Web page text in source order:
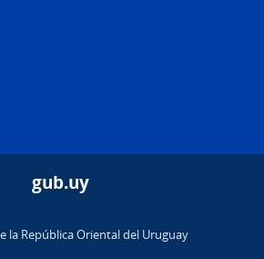
gub.uy
la República Oriental del Uruguay